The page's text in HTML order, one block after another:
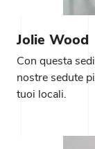
Jolie Wood
Con questa
nostre sedute
tuoi locali.